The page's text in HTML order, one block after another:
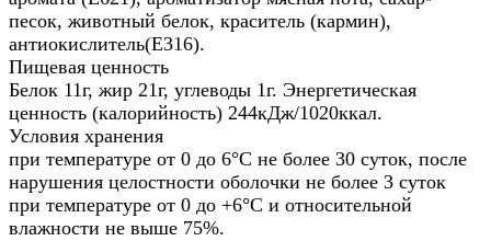
песок, животный белок, краситель (кармин),
антиокислитель(Е316).
Пищевая ценность
Белок 11г, жир 21г, углеводы 1г. Энергетическая
ценность (калорийность) 244кДж/1020ккал.
Условия хранения
при температуре от 0 до 6°С не более 30 суток, после
нарушения целостности оболочки не более 3 суток
при температуре от 0 до +6°С и относительной
влажности не выше 75%.